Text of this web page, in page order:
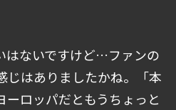
はないですけど…ファンの
じはありましたかね。「本
ーロッパだともうちょっと